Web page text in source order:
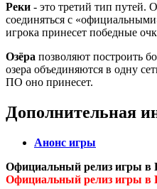
Реки - это третий тип путей.
соединяться с
игрока принесет победные
Озёра позволяют построить
озера объединяются в одну
ПО оно принесет.
Дополнительная
Анонс игры
Официальный релиз игры в
Официальный релиз игры в